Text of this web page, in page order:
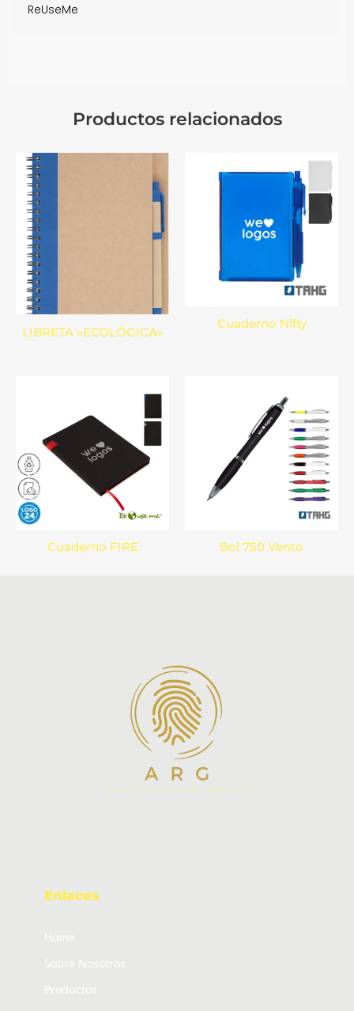
ReUseMe
Productos relacionados
LIBRETA «ECOLÓGICA»
Cuaderno Nifty
Cuaderno FIRE Bol 750 Vento
Enlaces
Home
Sobre Nosotros
Productos